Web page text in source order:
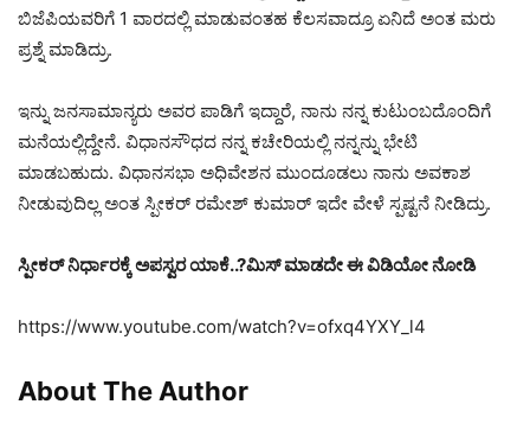
ಬಿಜೆಪಿಯವರಿಗೆ 1 ವಾರದಲ್ಲಿ ಮಾಡುವಂತಹ ಕೆಲಸವಾದ್ರೂ ಏನಿದೆ ಅಂತ ಮರು
ಪ್ರಶ್ನೆ ಮಾಡಿದ್ರು.
ಇನ್ನು ಜನಸಾಮಾನ್ಯರು ಅವರ ಪಾಡಿಗೆ ಇದ್ದಾರೆ, ನಾನು ನನ್ನ ಕುಟುಂಬದೊಂದಿಗೆ
ಮನೆಯಲ್ಲಿದ್ದೇನೆ. ವಿಧಾನಸೌಧದ ನನ್ನ ಕಚೇರಿಯಲ್ಲಿ ನನ್ನನ್ನು ಭೇಟಿ
ಮಾಡಬಹುದು. ವಿಧಾನಸಭಾ ಅಧಿವೇಶನ ಮುಂದೂಡಲು ನಾನು ಅವಕಾಶ
ನೀಡುವುದಿಲ್ಲ ಅಂತ ಸ್ಪೀಕರ್ ರಮೇಶ್ ಕುಮಾರ್ ಇದೇ ವೇಳೆ ಸ್ಪಷ್ಟನೆ ನೀಡಿದ್ರು.
ಸ್ಪೀಕರ್ ನಿರ್ಧಾರಕ್ಕೆ ಅಪಸ್ವರ ಯಾಕೆ..?ಮಿಸ್ ಮಾಡದೇ ಈ ವಿಡಿಯೋ ನೋಡಿ
https://www.youtube.com/watch?v=ofxq4YXY_l4
About The Author